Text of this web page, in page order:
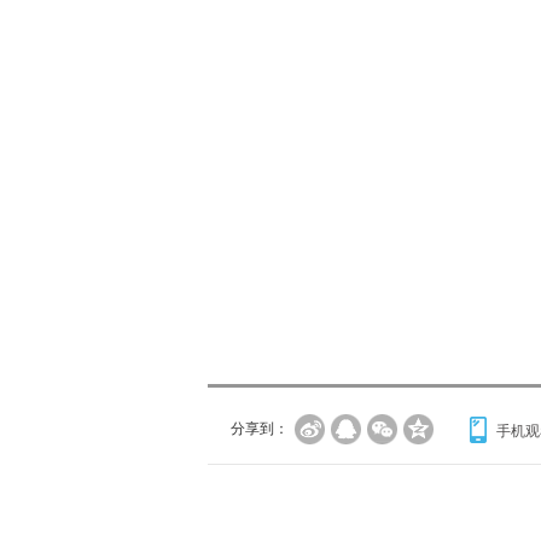
分享到： 手机